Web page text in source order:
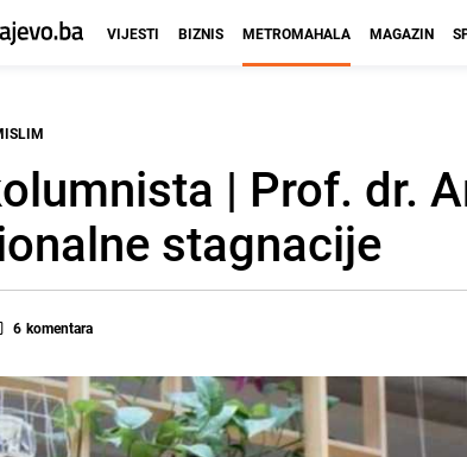
VIJESTI BIZNIS METROMAHALA MAGAZIN
| Prof. dr.
stagnacije
6 komentara